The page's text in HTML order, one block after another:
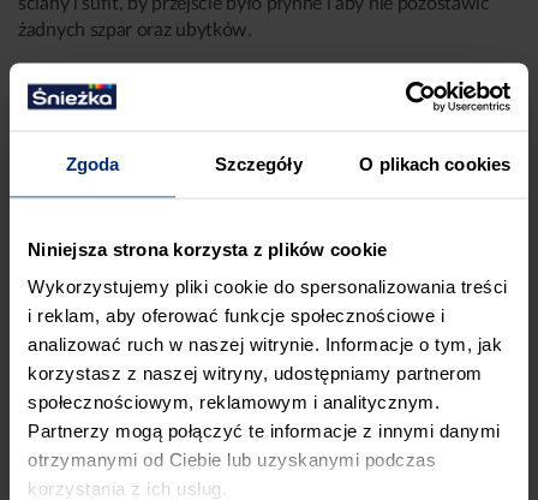
Zgoda Szczegóły O plikach cookies
Niniejsza strona korzysta z plików cookie
Wykorzystujemy pliki cookie do spersonalizowania treści
i reklam, aby oferować funkcje społecznościowe i
analizować ruch w naszej witrynie. Informacje o tym, jak
korzystasz z naszej witryny, udostępniamy partnerom
społecznościowym, reklamowym i analitycznym.
Partnerzy mogą połączyć te informacje z innymi danymi
otrzymanymi od Ciebie lub uzyskanymi podczas
korzystania z ich usług.
żadnych szpar oraz ubytków.
• Masę szpachlową pozostaw na ścianie około 30 minut do
lekkiego przeschnięcia. Następnie delikatnie zmocz go wodą
powierzchnię. Możesz użyć do tego gąbki. Dzięki temu